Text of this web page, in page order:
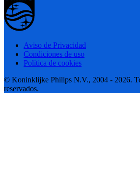
Aviso de Privacidad
Condiciones de uso
Política de cookies
© Koninklijke Philips N.V., 2004 - 2026.
reservados.